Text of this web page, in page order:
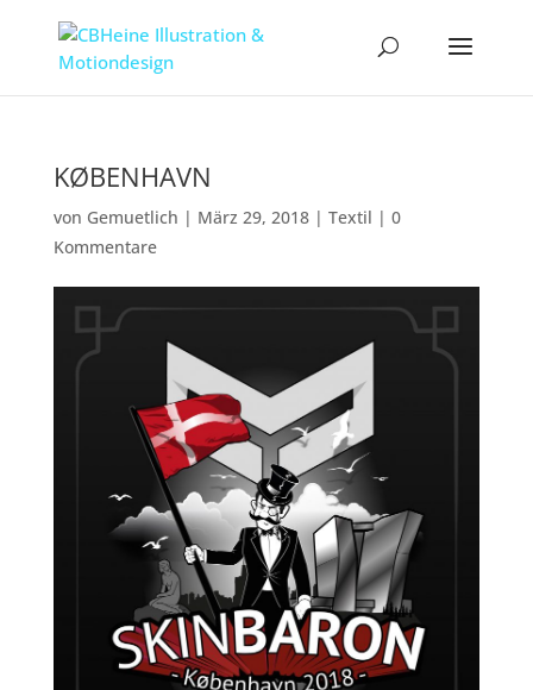
KØBENHAVN
von Gemuetlich | März 29, 2018| Textil | 0
Kommentare